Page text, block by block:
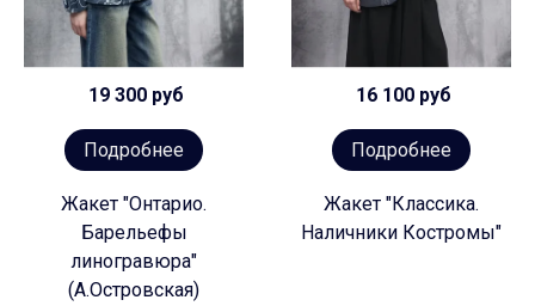
19 300 руб
Подробнее
Жакет "Онтарио.
Барельефы
линогравюра"
(А.Островская)
16 100 руб
Подробнее
Жакет "Классика.
Наличники Костромы"